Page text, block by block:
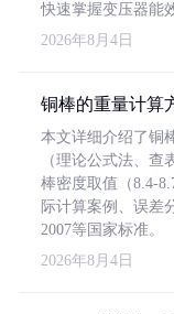
快速掌握变压器能
2026年8月4日
铜棒的重量计算
本文详细介绍了铜
（理论公式法、
棒密度取值（8.4-
际计算案例、误差
2007等国家标准。
2026年8月4日